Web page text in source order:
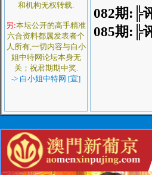
和机构无权转载.
另:本坛公开的高手精准
六合资料都属发表者个
人所有,一切内容与白小
姐中特网论坛本身无
关；祝君期期中奖.
-> 白小姐中特网 [宣]
082期:╠
085期:╠